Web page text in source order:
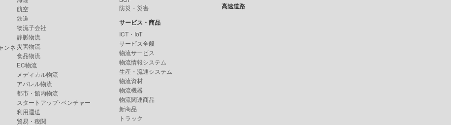
ンネ
航空
鉄道
物流子会社
静脈物流
災害物流
食品物流
EC物流
メディカル物流
アパレル物流
都市・館内物流
スタートアップ･ベンチャー
利用運送
貿易・税関
防災・災害
サービス・商品
ICT・IoT
サービス全般
物流サービス
物流情報システム
生産・流通システム
物流資材
物流機器
物流関連商品
新商品
トラック
高速道路